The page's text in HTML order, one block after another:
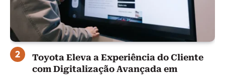
Toyota Eleva a Experiência do Cliente
com Digitalização Avançada em